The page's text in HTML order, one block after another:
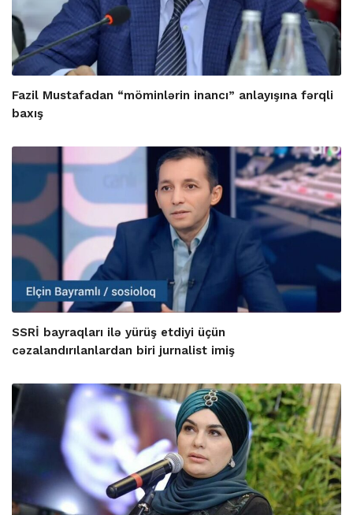
Fazil Mustafadan “möminlərin inancı” anlayışına fərqli
baxış
SSRİ bayraqları ilə yürüş etdiyi üçün
cəzalandırılanlardan biri jurnalist imiş